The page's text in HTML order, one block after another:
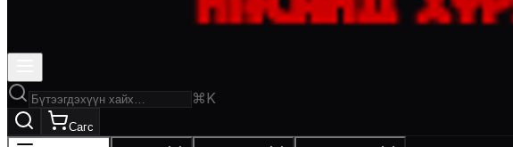
⌘K
Сагс